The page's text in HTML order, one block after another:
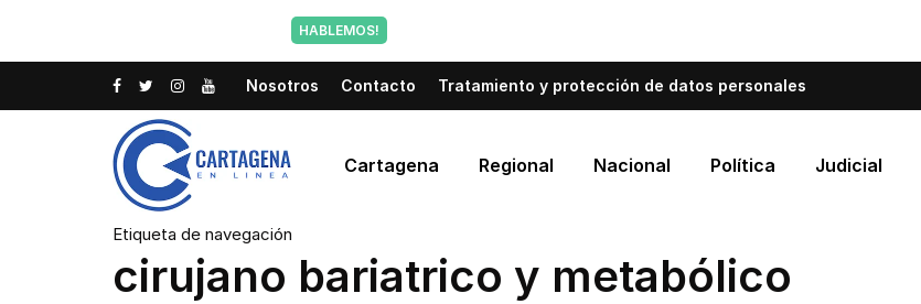
HABLEMOS!
Nosotros Contacto Tratamiento y protección de datos personales
Cartagena Regional Nacional Política Judicial
Etiqueta de navegación
cirujano bariatrico y metabólico